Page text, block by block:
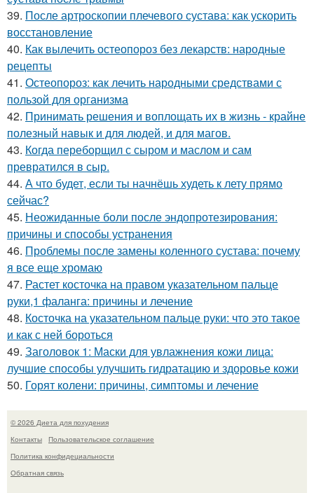
39. После артроскопии плечевого сустава: как ускорить
восстановление
40. Как вылечить остеопороз без лекарств: народные
рецепты
41. Остеопороз: как лечить народными средствами с
пользой для организма
42. Принимать решения и воплощать их в жизнь - крайне
полезный навык и для людей, и для магов.
43. Когда переборщил с сыром и маслом и сам
превратился в сыр.
44. А что будет, если ты начнёшь худеть к лету прямо
сейчас?
45. Неожиданные боли после эндопротезирования:
причины и способы устранения
46. Проблемы после замены коленного сустава: почему
я все еще хромаю
47. Растет косточка на правом указательном пальце
руки,1 фаланга: причины и лечение
48. Косточка на указательном пальце руки: что это такое
и как с ней бороться
49. Заголовок 1: Маски для увлажнения кожи лица:
лучшие способы улучшить гидратацию и здоровье кожи
50. Горят колени: причины, симптомы и лечение
© 2026 Диета для похудения
Контакты
Пользовательское соглашение
Политика конфидециальности
Обратная связь